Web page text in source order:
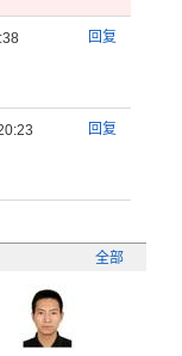
回复
回复
全部